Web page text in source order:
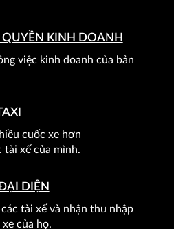
KINH DOANH
việc kinh doanh của bản
cuốc xe hơn
tài xế của mình.
DIỆN
tài xế và nhận thu nhập
của họ.